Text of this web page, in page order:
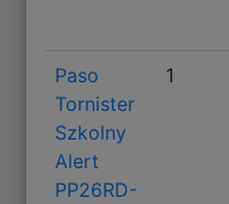
Paso
Tornister
Szkolny
Alert
PP26RD-
1